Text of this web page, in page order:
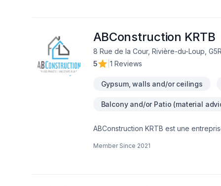
ABConstruction KRTB
8 Rue de la Cour, Rivière-du-Loup,
5
1 Reviews
Gypsum, walls and/or ceilings
Balcony and/or Patio (material
ABConstruction KRTB est une
Member Since 2021